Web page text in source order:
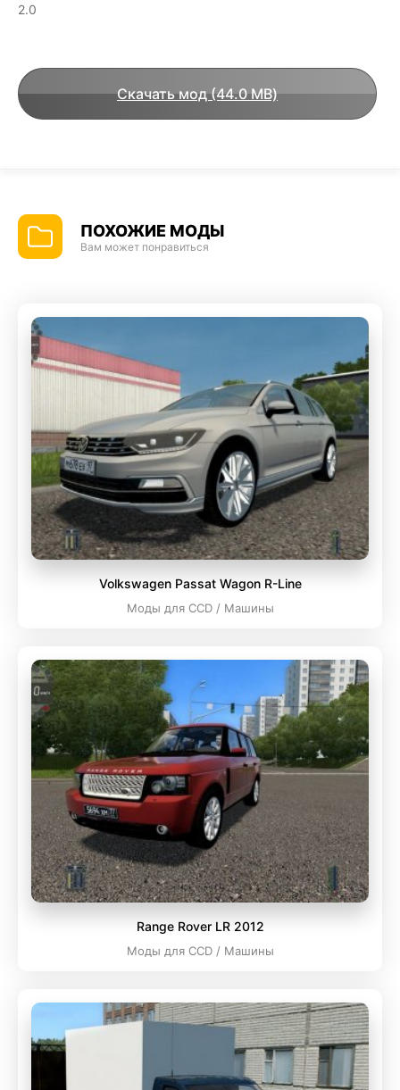
2.0
Скачать мод (44.0 MB)
ПОХОЖИЕ МОДЫ
Вам может понравиться
Volkswagen Passat Wagon R-Line
Моды для CCD / Машины
Range Rover LR 2012
Моды для CCD / Машины